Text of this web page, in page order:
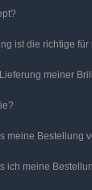
ist die richtige für
meiner
meine Bestellung
ich meine